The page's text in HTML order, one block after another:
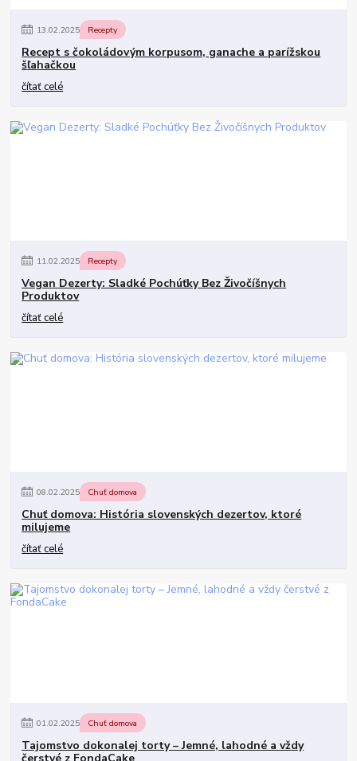
13.02.2025 Recepty
Recept s čokoládovým korpusom, ganache a parížskou
šľahačkou
čítať celé
11.02.2025 Recepty
Vegan Dezerty: Sladké Pochúťky Bez Živočíšnych
Produktov
čítať celé
08.02.2025 Chuť domova
Chuť domova: História slovenských dezertov, ktoré
milujeme
čítať celé
01.02.2025 Chuť domova
Tajomstvo dokonalej torty – Jemné, lahodné a vždy